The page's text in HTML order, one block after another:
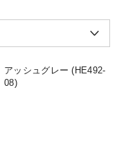
アッシュグレー (HE492-
08)